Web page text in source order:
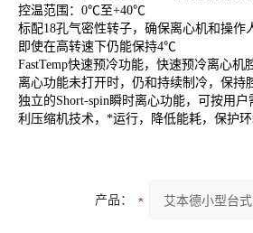
控温范围：0℃至+40℃
标配18孔气密性转子，确保离心机和操作
即使在高转速下仍能保持4℃
FastTemp快速预冷功能，快速预冷离心机
离心功能未打开时，仍和持续制冷，保持
独立的Short-spin瞬时离心功能，可按用
利压缩机技术，*运行，降低能耗，保护
产品：